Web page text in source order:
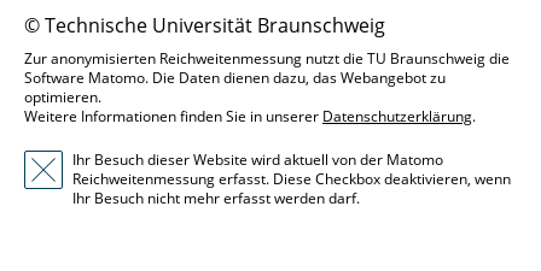
© Technische Universität Braunschweig
Zur anonymisierten Reichweitenmessung nutzt die TU Braunschweig die
Software Matomo. Die Daten dienen dazu, das Webangebot zu
optimieren.
Weitere Informationen finden Sie in unserer Datenschutzerklärung.
Ihr Besuch dieser Website wird aktuell von der Matomo
Reichweitenmessung erfasst. Diese Checkbox deaktivieren, wenn
Ihr Besuch nicht mehr erfasst werden darf.